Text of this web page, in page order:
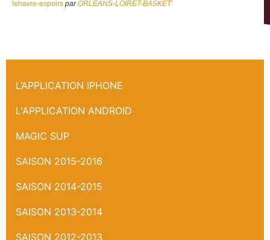
lehavre-espoirs parORLEANS-LOIRET-BASKET
L’APPLICATION IPHONE
L'APPLICATION ANDROID
MAGIC SUP
SAISON 2015-2016
SAISON 2014-2015
SAISON 2013-2014
SAISON 2012-2013